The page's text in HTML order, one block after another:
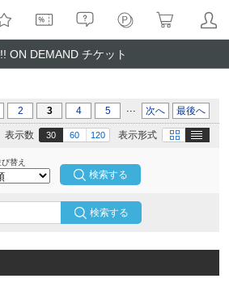
ON DEMAND チケット
2 3 4 5 ... 次へ 最後へ
表示形式 画像
表示数 30 60 120
替え
検索する